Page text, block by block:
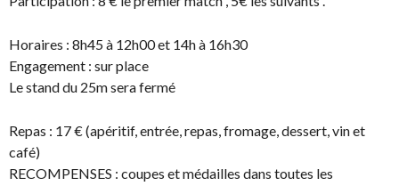
Horaires : 8h45 à 12h00 et 14h à 16h30
Engagement : sur place
Le stand du 25m sera fermé
Repas : 17 € (apéritif, entrée, repas, fromage, dessert, vin et
café)
RECOMPENSES : coupes et médailles dans toutes les